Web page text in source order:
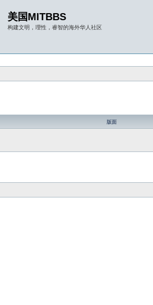
美国MITBBS
构建文明，理性，睿智的海外华人社区
版面